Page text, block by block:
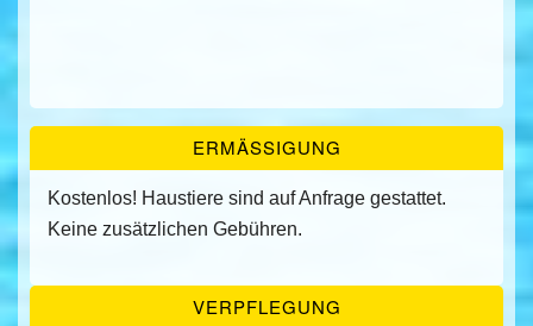
ERMÄSSIGUNG
Kostenlos! Haustiere sind auf Anfrage gestattet.
Keine zusätzlichen Gebühren.
VERPFLEGUNG